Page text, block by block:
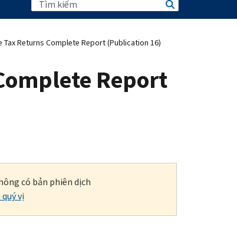
Returns Complete Report (Publication 16)
Report
có bản phiên dịch
vị